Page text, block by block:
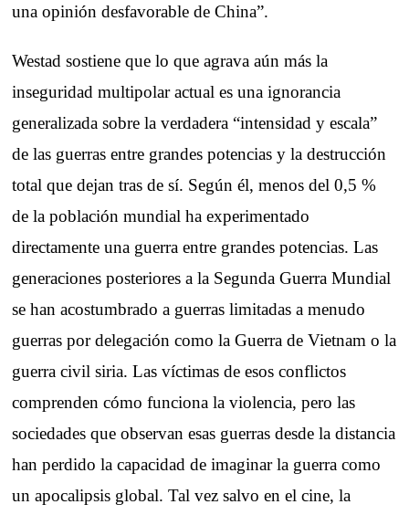
una opinión desfavorable de China”.
Westad sostiene que lo que agrava aún más la
inseguridad multipolar actual es una ignorancia
generalizada sobre la verdadera “intensidad y escala”
de las guerras entre grandes potencias y la destrucción
total que dejan tras de sí. Según él, menos del 0,5 %
de la población mundial ha experimentado
directamente una guerra entre grandes potencias. Las
generaciones posteriores a la Segunda Guerra Mundial
se han acostumbrado a guerras limitadas a menudo
guerras por delegación como la Guerra de Vietnam o la
guerra civil siria. Las víctimas de esos conflictos
comprenden cómo funciona la violencia, pero las
sociedades que observan esas guerras desde la distancia
han perdido la capacidad de imaginar la guerra como
un apocalipsis global. Tal vez salvo en el cine, la